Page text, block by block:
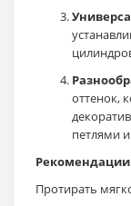
оттенок,
петлями и
Рекомендации
Протирать